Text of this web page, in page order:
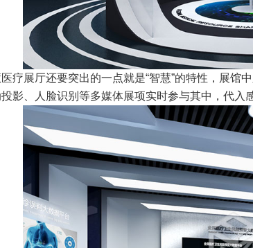
疗展厅还要突出的一点就是“智慧”的特性，展
影、人脸识别等多媒体展项实时参与其中，代入